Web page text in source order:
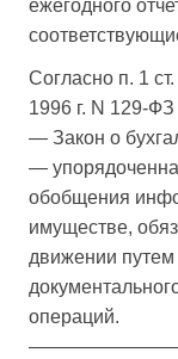
ежегодного
Согласно п. 1
1996 г. N 129-
— Закон о
—
обобщения
имуществе,
движении
операций.